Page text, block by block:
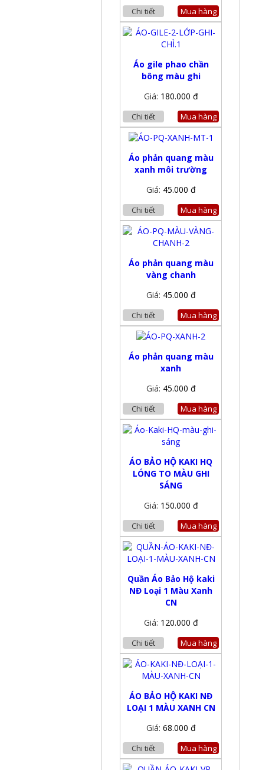
Chi tiết Mua hàng
Áo gile phao chần
bông màu ghi
Giá: 180.000 đ
Chi tiết Mua hàng
Áo phản quang màu
xanh môi trường
Giá: 45.000 đ
Chi tiết Mua hàng
Áo phản quang màu
vàng chanh
Giá: 45.000 đ
Chi tiết Mua hàng
Áo phản quang màu
xanh
Giá: 45.000 đ
Chi tiết Mua hàng
ÁO BẢO HỘ KAKI HQ
LÓNG TO MÀU GHI
SÁNG
Giá: 150.000 đ
Chi tiết Mua hàng
Quần Áo Bảo Hộ kaki
NĐ Loại 1 Màu Xanh
CN
Giá: 120.000 đ
Chi tiết Mua hàng
ÁO BẢO HỘ KAKI NĐ
LOẠI 1 MÀU XANH CN
Giá: 68.000 đ
Chi tiết Mua hàng